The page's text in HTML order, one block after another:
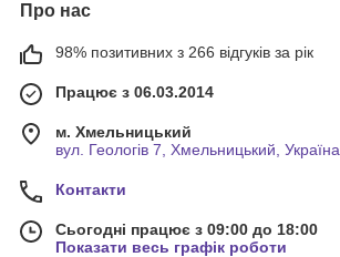
Про нас
98% позитивних з 266 відгуків за рік
Працює з 06.03.2014
м. Хмельницький
вул. Геологів 7, Хмельницький, Україна
Контакти
Сьогодні працює з 09:00 до 18:00
Показати весь графік роботи